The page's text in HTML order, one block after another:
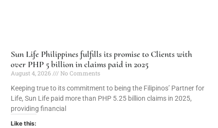
Sun Life Philippines fulfills its promise to Clients with
over PHP 5 billion in claims paid in 2025
August 4, 2026
No Comments
Keeping true to its commitment to being the Filipinos’ Partner for
Life, Sun Life paid more than PHP 5.25 billion claims in 2025,
providing financial
Like this: